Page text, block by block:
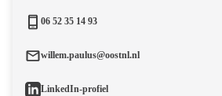
06 52 35 14 93
willem.paulus@oostnl.nl
LinkedIn-profiel